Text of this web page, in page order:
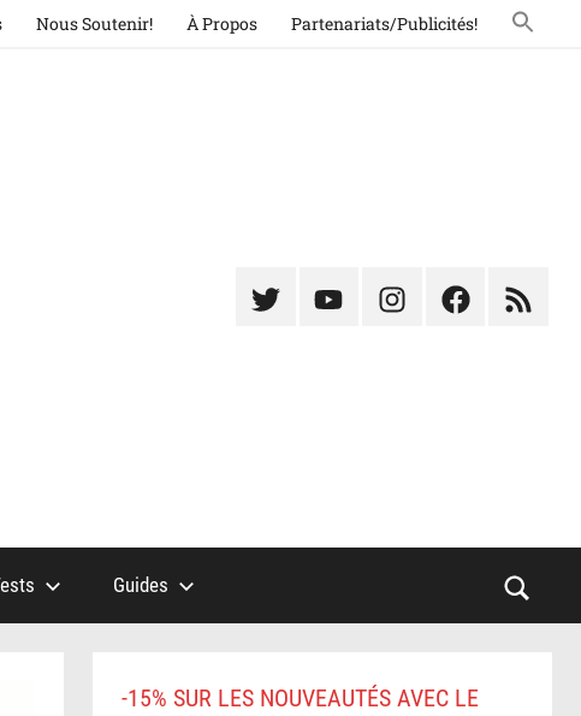
Nous Soutenir! À Propos Partenariats/Publicités!
ÉlémentÉlémentÉlémentÉlément
Guides
-15% SUR LES NOUVEAUTÉS AVEC LE